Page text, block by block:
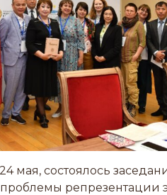
состоялось
репрезентации